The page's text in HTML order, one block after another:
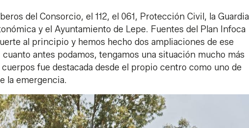
del Consorcio, el 112, el 061, Protección Civil, la Guardia
y el Ayuntamiento de Lepe. Fuentes del Plan Infoca
al principio y hemos hecho dos ampliaciones de ese
antes podamos, tengamos una situación mucho más
fue destacada desde el propio centro como uno de
la emergencia.